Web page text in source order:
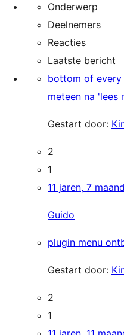
Onderwerp
Deelnemers
Reacties
Laatste bericht
bottom of
meteen na 'lees
Gestart door:
2
1
11 jaren, 7
Guido
plugin menu
Gestart door:
2
1